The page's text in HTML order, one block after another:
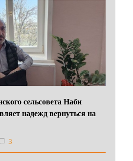
сельсовета Наби
надежд вернуться на
3